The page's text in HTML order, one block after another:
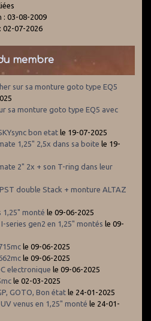
03-08-2009
02-07-2026
membre
sur sa monture goto type EQ5
sa monture goto type EQ5 avec
bon etat le 19-07-2025
1,25" 2,5x dans sa boite le 19-
2" 2x + son T-ring dans leur
double Stack + monture ALTAZ
monté le 09-06-2025
series gen2 en 1,25" montés le 09-
le 09-06-2025
le 09-06-2025
electronique le 09-06-2025
le 02-03-2025
GOTO, Bon état le 24-01-2025
venus en 1,25" monté le 24-01-